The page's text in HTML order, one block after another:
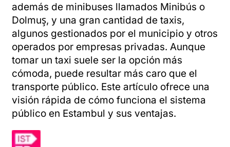
además de minibuses llamados Minibús o
Dolmuş, y una gran cantidad de taxis,
algunos gestionados por el municipio y otros
operados por empresas privadas. Aunque
tomar un taxi suele ser la opción más
cómoda, puede resultar más caro que el
transporte público. Este artículo ofrece una
visión rápida de cómo funciona el sistema
público en Estambul y sus ventajas.